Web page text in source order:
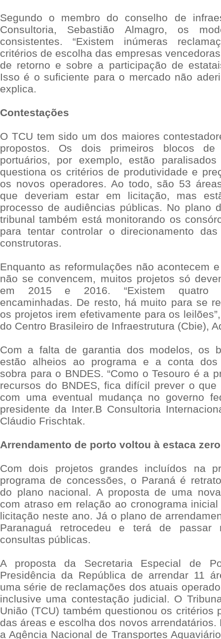
Segundo o membro do conselho de
Consultoria, Sebastião Almagro, os
consistentes. “Existem inúmeras
critérios de escolha das empresas
de retorno e sobre a participação de
Isso é o suficiente para o mercado não
explica.
Contestações
O TCU tem sido um dos maiores
propostos. Os dois primeiros blocos de
portuários, por exemplo, estão
questiona os critérios de produtividade e
os novos operadores. Ao todo, são 53
que deveriam estar em licitação, mas
processo de audiências públicas. No plano
tribunal também está monitorando os
para tentar controlar o direcionamento
construtoras.
Enquanto as reformulações não acontecem
não se convencem, muitos projetos só
em 2015 e 2016. “Existem quatro
encaminhadas. De resto, há muito para se
os projetos irem efetivamente para os
do Centro Brasileiro de Infraestrutura (Cbie),
Com a falta de garantia dos modelos, os
estão alheios ao programa e a conta dos
sobra para o BNDES. “Como o Tesouro é a
recursos do BNDES, fica difícil prever o que
com uma eventual mudança no governo
presidente da Inter.B Consultoria
Cláudio Frischtak.
Arrendamento de porto voltou à estaca zero
Com dois projetos grandes incluídos na
programa de concessões, o Paraná é
do plano nacional. A proposta de uma
com atraso em relação ao cronograma
licitação neste ano. Já o plano de
Paranaguá retrocedeu e terá de passar
consultas públicas.
A proposta da Secretaria Especial de
Presidência da República de arrendar 11
uma série de reclamações dos atuais
inclusive uma contestação judicial. O
União (TCU) também questionou os critérios
das áreas e escolha dos novos arrendatários.
a Agência Nacional de Transportes